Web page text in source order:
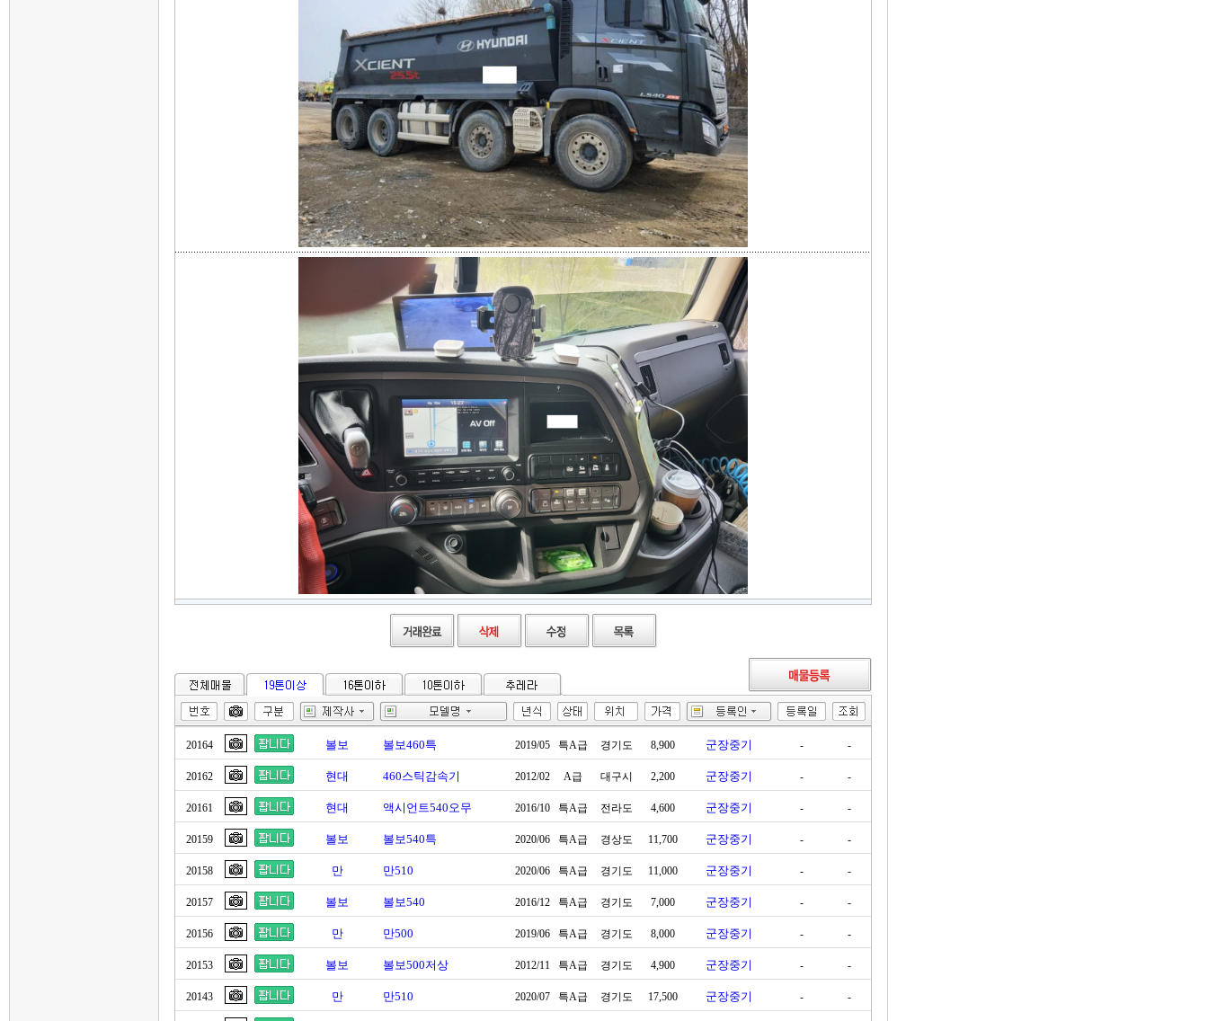
20164 볼보 볼보460특 2019/05 특A급 경기도 8,900 군장중기 - -
20162 현대 460스틱감속기 2012/02 A급 대구시 2,200 군장중기 - -
20161 현대 액시언트540오무 2016/10 특A급 전라도 4,600 군장중기 - -
20159 볼보 볼보540특 2020/06 특A급 경상도 11,700 군장중기 - -
20158 만 만510 2020/06 특A급 경기도 11,000 군장중기 - -
20157 볼보 볼보540 2016/12 특A급 경기도 7,000 군장중기 - -
20156 만 만500 2019/06 특A급 경기도 8,000 군장중기 - -
20153 볼보 볼보500저상 2012/11 특A급 경기도 4,900 군장중기 - -
20143 만 만510 2020/07 특A급 경기도 17,500 군장중기 - -